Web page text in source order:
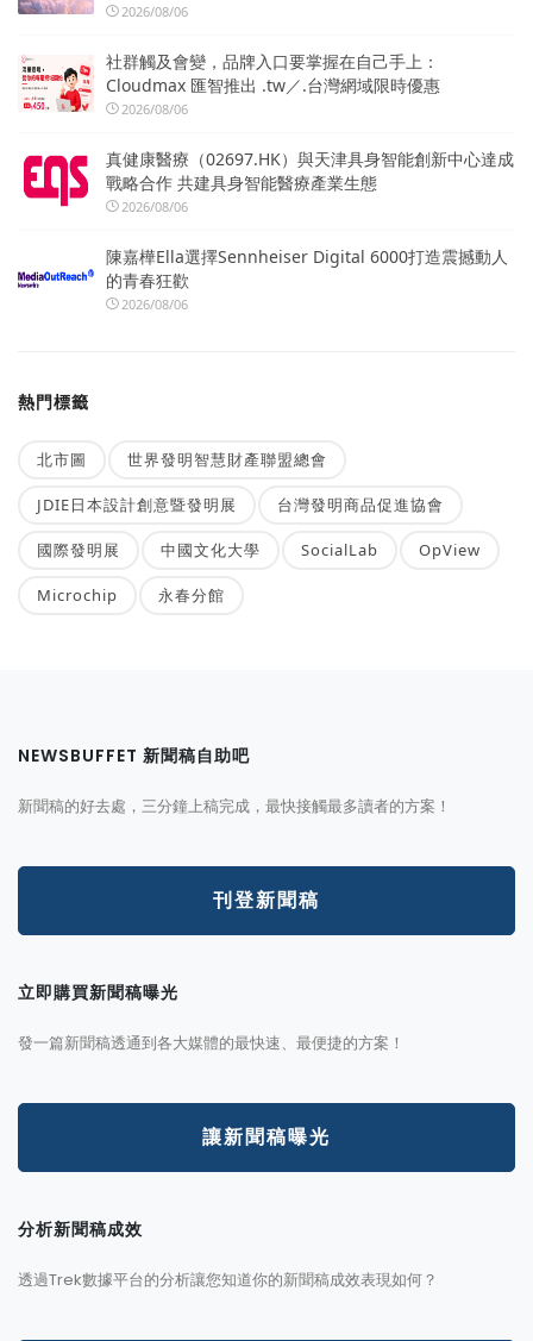
2026/08/06
社群觸及會變，品牌入口要掌握在自己手上：
Cloudmax 匯智推出 .tw／.台灣網域限時優惠
2026/08/06
真健康醫療（02697.HK）與天津具身智能創新中心達成
戰略合作 共建具身智能醫療產業生態
2026/08/06
陳嘉樺Ella選擇Sennheiser Digital 6000打造震撼動人
的青春狂歡
2026/08/06
熱門標籤
北市圖 世界發明智慧財產聯盟總會
JDIE日本設計創意暨發明展 台灣發明商品促進協會
國際發明展 中國文化大學 SocialLab OpView
Microchip 永春分館
NEWSBUFFET 新聞稿自助吧
新聞稿的好去處，三分鐘上稿完成，最快接觸最多讀者的方案！
刊登新聞稿
立即購買新聞稿曝光
發一篇新聞稿透通到各大媒體的最快速、最便捷的方案！
讓新聞稿曝光
分析新聞稿成效
透過Trek數據平台的分析讓您知道你的新聞稿成效表現如何？